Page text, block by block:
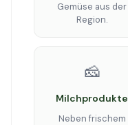
Gemüse aus der
Region.
🧀
Milchprodukte
Neben frischem